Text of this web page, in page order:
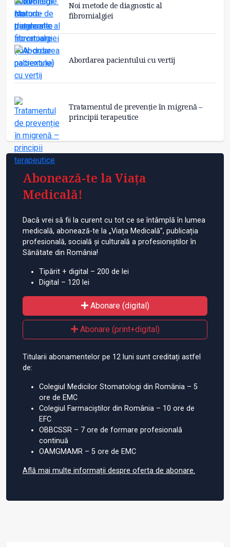
Noi metode de diagnostic al
fibromialgiei
Abordarea pacientului cu vertij
Tratamentul de prevenție în migrenă –
principii terapeutice
Abonează-te la Viața
Medicală!
Dacă vrei să fii la curent cu tot ce se întâmplă în lumea
medicală, abonează-te la „Viața Medicală”, publicația
profesională, socială și culturală a profesioniștilor în
Sănătate din România!
Tipărit + digital – 200 de lei
Digital – 120 lei
Abonare (digital)
Abonare (print+digital)
Titularii abonamentelor pe 12 luni sunt creditați astfel
de:
Colegiul Medicilor Stomatologi din România – 5
ore de EMC
Colegiul Farmaciștilor din România – 10 ore de
EFC
OBBCSSR – 7 ore de formare profesională
continuă
OAMGMAMR – 5 ore de EMC
Află mai multe informații despre oferta de abonare.